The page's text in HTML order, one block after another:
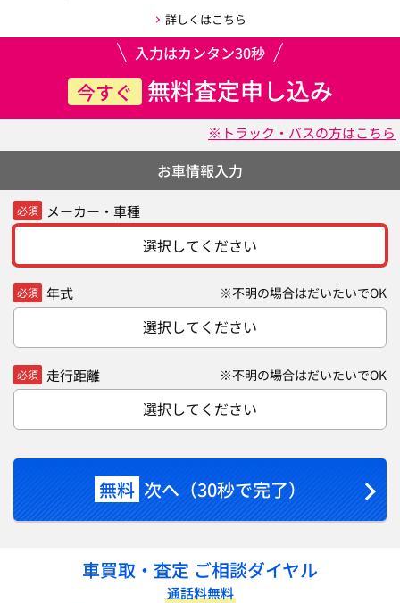
詳しくはこちら
入力はカンタン30秒
今すぐ 無料査定申し込み
※トラック・バスの方はこちら
お車情報入力
必須 メーカー・車種
選択してください
必須 年式 ※不明の場合はだいたいでOK
選択してください
必須 走行距離 ※不明の場合はだいたいでOK
選択してください
無料 次へ（30秒で完了）
車買取・査定 ご相談ダイヤル
通話料無料